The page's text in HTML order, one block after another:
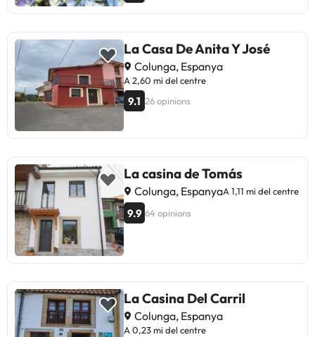
La Casa De Anita Y José
Colunga, Espanya
A 2,60 mi del centre
9.1 26 opinions
La casina de Tomás
Colunga, EspanyaA 1,11 mi del centre
9.9 64 opinions
La Casina Del Carril
Colunga, Espanya
A 0,23 mi del centre